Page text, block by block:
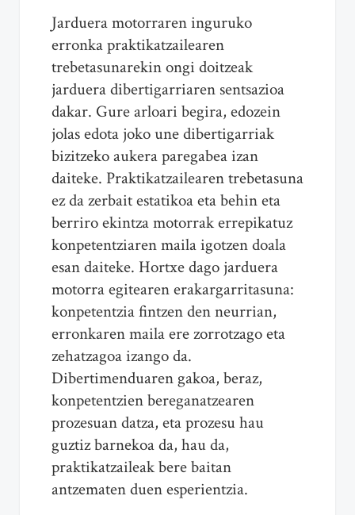
Jarduera motorraren inguruko
erronka praktikatzailearen
trebetasunarekin ongi doitzeak
jarduera dibertigarriaren sentsazioa
dakar. Gure arloari begira, edozein
jolas edota joko une dibertigarriak
bizitzeko aukera paregabea izan
daiteke. Praktikatzailearen trebetasuna
ez da zerbait estatikoa eta behin eta
berriro ekintza motorrak errepikatuz
konpetentziaren maila igotzen doala
esan daiteke. Hortxe dago jarduera
motorra egitearen erakargarritasuna:
konpetentzia fintzen den neurrian,
erronkaren maila ere zorrotzago eta
zehatzagoa izango da.
Dibertimenduaren gakoa, beraz,
konpetentzien bereganatzearen
prozesuan datza, eta prozesu hau
guztiz barnekoa da, hau da,
praktikatzaileak bere baitan
antzematen duen esperientzia.